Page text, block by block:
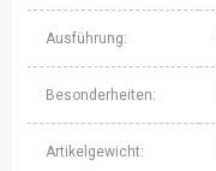
Ausführung:
Besonderheiten:
Artikelgewicht: